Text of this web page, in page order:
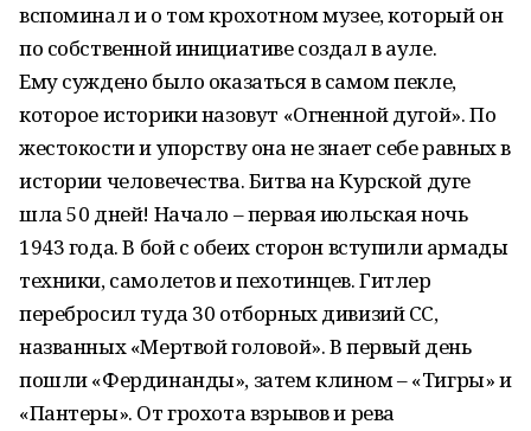
вспоминал и о том крохотном музее, который он
по собственной инициативе создал в ауле.
Ему суждено было оказаться в самом пекле,
которое историки назовут «Огненной дугой». По
жестокости и упорству она не знает себе равных в
истории человечества. Битва на Курской дуге
шла 50 дней! Начало – первая июльская ночь
1943 года. В бой с обеих сторон вступили армады
техники, самолетов и пехотинцев. Гитлер
перебросил туда 30 отборных дивизий СС,
названных «Мертвой головой». В первый день
пошли «Фердинанды», затем клином – «Тигры» и
«Пантеры». От грохота взрывов и рева